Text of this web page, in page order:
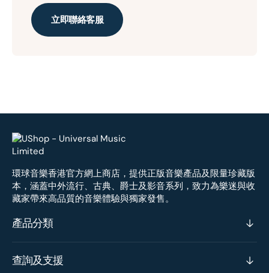
立即聯絡客服
環球音樂香港官方網上商店，提供正版音樂產品及限量珍藏版
本，涵蓋中外流行、古典、爵士及影音系列，致力為樂迷與收
藏家帶來高品質的音樂體驗與獨家發售。
產品分類
查詢及支援